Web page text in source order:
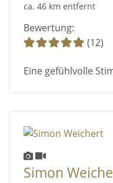
ca. 46 km entfernt
Bewertung:
(12)
Eine gefühlvolle
Simon